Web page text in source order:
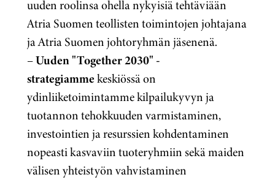
uuden roolinsa ohella nykyisiä tehtäviään
Atria Suomen teollisten toimintojen johtajana
ja Atria Suomen johtoryhmän jäsenenä.
–Uuden "Together 2030" -
strategiammekeskiössä on
ydinliiketoimintamme kilpailukyvyn ja
tuotannon tehokkuuden varmistaminen,
investointien ja resurssien kohdentaminen
nopeasti kasvaviin tuoteryhmiin sekä maiden
välisen yhteistyön vahvistaminen